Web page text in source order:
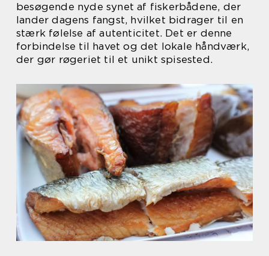
besøgende nyde synet af fiskerbådene, der
lander dagens fangst, hvilket bidrager til en
stærk følelse af autenticitet. Det er denne
forbindelse til havet og det lokale håndværk,
der gør røgeriet til et unikt spisested.